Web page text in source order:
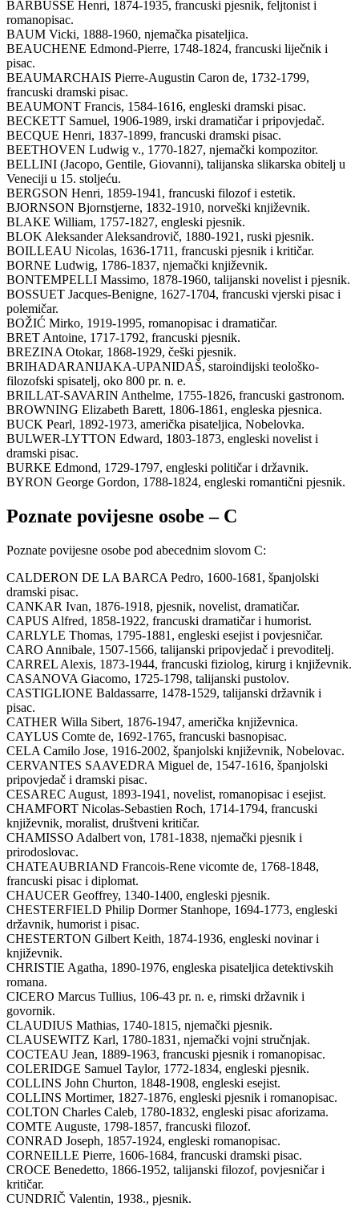
BARBUSSE Henri, 1874-1935, francuski pjesnik, feljtonist i
romanopisac.
BAUM Vicki, 1888-1960, njemačka pisateljica.
BEAUCHENE Edmond-Pierre, 1748-1824, francuski liječnik i
pisac.
BEAUMARCHAIS Pierre-Augustin Caron de, 1732-1799,
francuski dramski pisac.
BEAUMONT Francis, 1584-1616, engleski dramski pisac.
BECKETT Samuel, 1906-1989, irski dramatičar i pripovjedač.
BECQUE Henri, 1837-1899, francuski dramski pisac.
BEETHOVEN Ludwig v., 1770-1827, njemački kompozitor.
BELLINI (Jacopo, Gentile, Giovanni), talijanska slikarska obitelj u
Veneciji u 15. stoljeću.
BERGSON Henri, 1859-1941, francuski filozof i estetik.
BJORNSON Bjornstjerne, 1832-1910, norveški književnik.
BLAKE William, 1757-1827, engleski pjesnik.
BLOK Aleksander Aleksandrovič, 1880-1921, ruski pjesnik.
BOILLEAU Nicolas, 1636-1711, francuski pjesnik i kritičar.
BORNE Ludwig, 1786-1837, njemački književnik.
BONTEMPELLI Massimo, 1878-1960, talijanski novelist i pjesnik.
BOSSUET Jacques-Benigne, 1627-1704, francuski vjerski pisac i
polemičar.
BOŽIĆ Mirko, 1919-1995, romanopisac i dramatičar.
BRET Antoine, 1717-1792, francuski pjesnik.
BREZINA Otokar, 1868-1929, češki pjesnik.
BRIHADARANIJAKA-UPANIDAŠ, staroindijski teološko-
filozofski spisatelj, oko 800 pr. n. e.
BRILLAT-SAVARIN Anthelme, 1755-1826, francuski gastronom.
BROWNING Elizabeth Barett, 1806-1861, engleska pjesnica.
BUCK Pearl, 1892-1973, američka pisateljica, Nobelovka.
BULWER-LYTTON Edward, 1803-1873, engleski novelist i
dramski pisac.
BURKE Edmond, 1729-1797, engleski političar i državnik.
BYRON George Gordon, 1788-1824, engleski romantični pjesnik.
Poznate povijesne osobe – C
Poznate povijesne osobe pod abecednim slovom C:
CALDERON DE LA BARCA Pedro, 1600-1681, španjolski
dramski pisac.
CANKAR Ivan, 1876-1918, pjesnik, novelist, dramatičar.
CAPUS Alfred, 1858-1922, francuski dramatičar i humorist.
CARLYLE Thomas, 1795-1881, engleski esejist i povjesničar.
CARO Annibale, 1507-1566, talijanski pripovjedač i prevoditelj.
CARREL Alexis, 1873-1944, francuski fiziolog, kirurg i književnik.
CASANOVA Giacomo, 1725-1798, talijanski pustolov.
CASTIGLIONE Baldassarre, 1478-1529, talijanski državnik i
pisac.
CATHER Willa Sibert, 1876-1947, američka književnica.
CAYLUS Comte de, 1692-1765, francuski basnopisac.
CELA Camilo Jose, 1916-2002, španjolski književnik, Nobelovac.
CERVANTES SAAVEDRA Miguel de, 1547-1616, španjolski
pripovjedač i dramski pisac.
CESAREC August, 1893-1941, novelist, romanopisac i esejist.
CHAMFORT Nicolas-Sebastien Roch, 1714-1794, francuski
književnik, moralist, društveni kritičar.
CHAMISSO Adalbert von, 1781-1838, njemački pjesnik i
prirodoslovac.
CHATEAUBRIAND Francois-Rene vicomte de, 1768-1848,
francuski pisac i diplomat.
CHAUCER Geoffrey, 1340-1400, engleski pjesnik.
CHESTERFIELD Philip Dormer Stanhope, 1694-1773, engleski
državnik, humorist i pisac.
CHESTERTON Gilbert Keith, 1874-1936, engleski novinar i
književnik.
CHRISTIE Agatha, 1890-1976, engleska pisateljica detektivskih
romana.
CICERO Marcus Tullius, 106-43 pr. n. e, rimski državnik i
govornik.
CLAUDIUS Mathias, 1740-1815, njemački pjesnik.
CLAUSEWITZ Karl, 1780-1831, njemački vojni stručnjak.
COCTEAU Jean, 1889-1963, francuski pjesnik i romanopisac.
COLERIDGE Samuel Taylor, 1772-1834, engleski pjesnik.
COLLINS John Churton, 1848-1908, engleski esejist.
COLLINS Mortimer, 1827-1876, engleski pjesnik i romanopisac.
COLTON Charles Caleb, 1780-1832, engleski pisac aforizama.
COMTE Auguste, 1798-1857, francuski filozof.
CONRAD Joseph, 1857-1924, engleski romanopisac.
CORNEILLE Pierre, 1606-1684, francuski dramski pisac.
CROCE Benedetto, 1866-1952, talijanski filozof, povjesničar i
kritičar.
CUNDRIČ Valentin, 1938., pjesnik.